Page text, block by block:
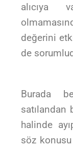
alıcıya
değerini
de
Burada
halinde
söz